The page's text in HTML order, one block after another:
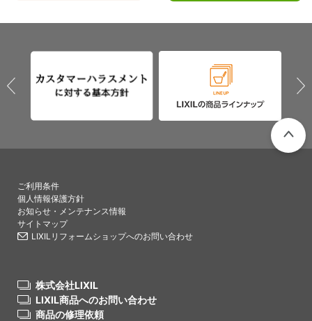
ご利用条件
個人情報保護方針
お知らせ・メンテナンス情報
サイトマップ
LIXILリフォームショップへのお問い合わせ
株式会社LIXIL
LIXIL商品へのお問い合わせ
商品の修理依頼